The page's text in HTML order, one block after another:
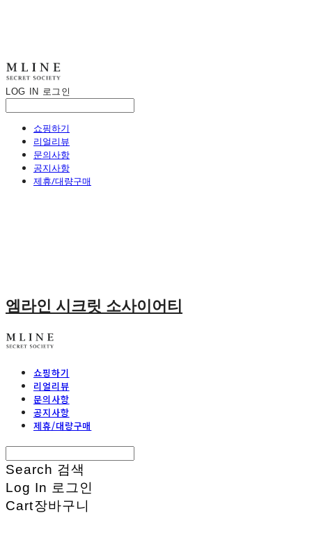
LOG IN 로그인
쇼핑하기
리얼리뷰
문의사항
공지사항
제휴/대량구매
엠라인 시크릿 소사이어티
쇼핑하기
리얼리뷰
문의사항
공지사항
제휴/대량구매
Search 검색
Log In 로그인
Cart장바구니